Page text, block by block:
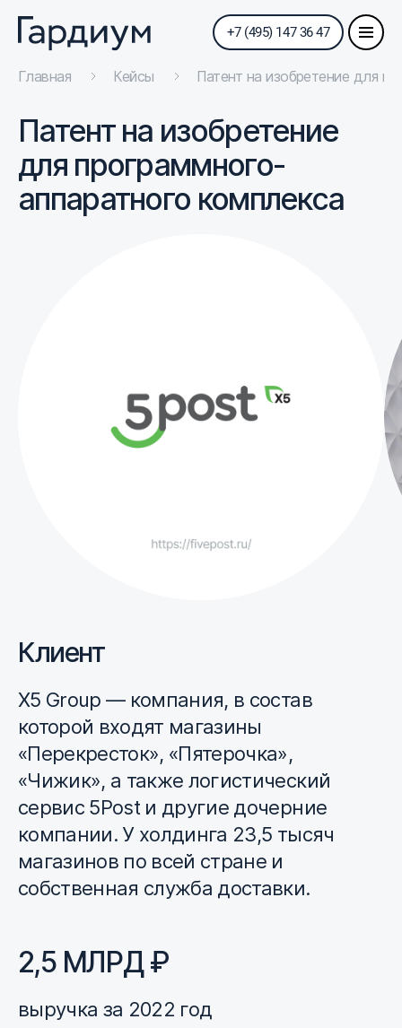
+7 (495) 147 36 47
Главная Кейсы Патент на изобретение для
Патент на изобретение
для программного-
аппаратного комплекса
Клиент
Х5 Group — компания, в состав
которой входят магазины
«Перекресток», «Пятерочка»,
«Чижик», а также логистический
сервис 5Post и другие дочерние
компании. У холдинга 23,5 тысяч
магазинов по всей стране и
собственная служба доставки.
2,5 МЛРД ₽
выручка за 2022 год